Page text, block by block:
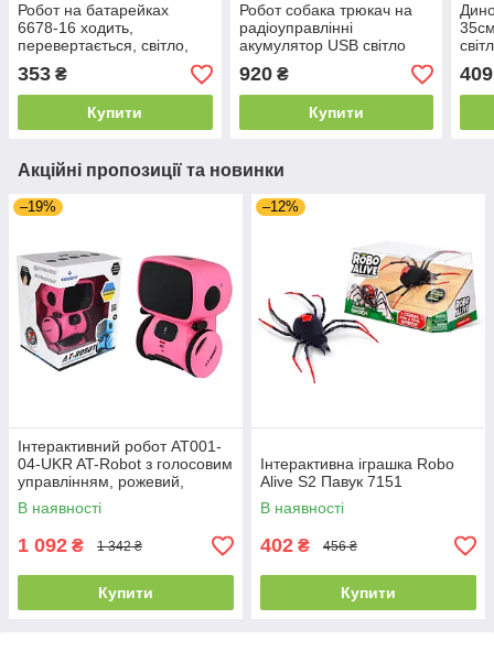
Робот на батарейках
6678-16 ходить,
перевертається, світло,
звук.
353 ₴
Купити
Робот собака трюкач на
радіоуправлінні
акумулятор USB світло
802-8A
920₴
Купити
ці,
409
Акційні пропозиції та новинки
–19%
Інтерактивний робот AT001-
04-UKR AT-Rоbot з голосовим
управлінням, рожевий,
українська мова AHEAD
TOYS
В наявності
1 092 ₴ 1 342 ₴
Купити
–12%
Інтерактивна іграшка Robo
Alive S2 Павук 7151
В наявності
402 ₴ 456 ₴
Купити